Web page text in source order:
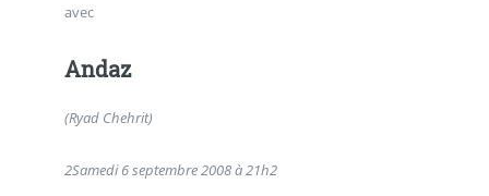
avec
Andaz
(Ryad Chehrit)
2Samedi 6 septembre 2008 à 21h2